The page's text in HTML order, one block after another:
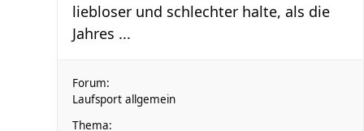
liebloser und schlechter halte, als die
Jahres ...
Forum:
Laufsport allgemein
Thema: